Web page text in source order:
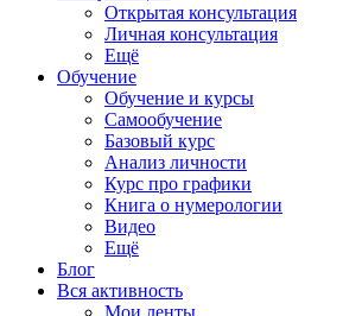
Открытая консультация
Личная консультация
Ещё
Обучение
Обучение и курсы
Самообучение
Базовый курс
Анализ личности
Курс про графики
Книга о нумерологии
Видео
Ещё
Блог
Вся активность
Мои ленты